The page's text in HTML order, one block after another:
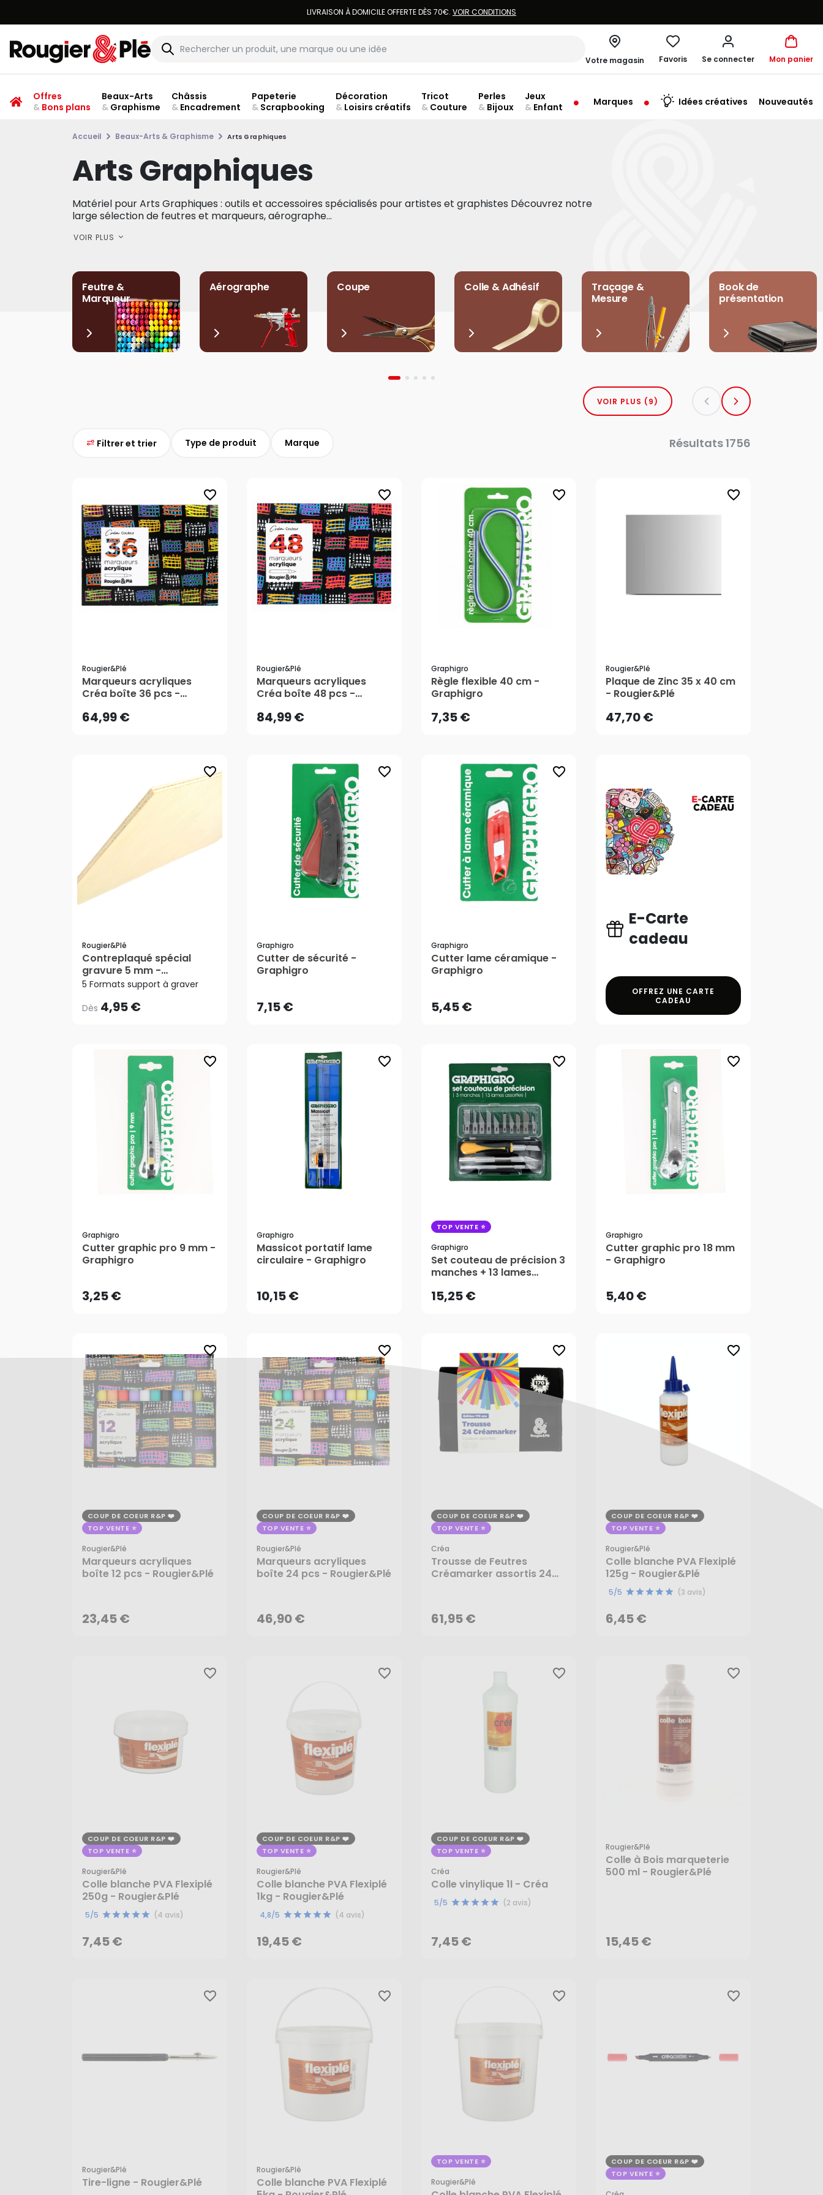
LIVRAISON À DOMICILE OFFERTE DÈS 70€. VOIR CONDITIONS
Votre magasin
ouvert à 10:00
Favoris Se connecter Mon panier
Offres
&Bons plans
Beaux-Arts
&Graphisme
Châssis
&Encadrement
Papeterie
&Scrapbooking
Décoration
&Loisirs créatifs
Tricot
& Couture
Perles
& Bijoux
Jeux
& Enfant Marques Idées créatives Nouveautés
Accueil Beaux-Arts & Graphisme Arts Graphiques
Arts Graphiques
Matériel pour Arts Graphiques : outils et accessoires spécialisés pour artistes et graphistes Découvrez notre
large sélection de feutres et marqueurs, aérographe...
VOIR PLUS
Feutre &
Marqueur
Aérographe Coupe Colle & Adhésif
Traçage &
Mesure
Book de
présentation
VOIR PLUS (9)
Filtrer et trier Type de produit Marque Résultats 1756
favorite_border
Rougier&plé
Marqueurs acryliques
Créa boîte 36 pcs -
64,99 €
64,99 €
favorite_border
Rougier&plé
Marqueurs acryliques
Créa boîte 48 pcs -
84,99 €
84,99 €
favorite_border
Graphigro
Règle flexible 40 cm -
Graphigro
7,35 €
7,35 €
favorite_border
Rougier&plé
Plaque de Zinc 35 x 40 cm
- Rougier&Plé
47,70 €
47,70 €
favorite_border
Rougier&plé
Contreplaqué spécial
gravure 5 mm -
Rougier&Plé
5 Formats support à graver
Dès 4,95 €
Dès4,95 €
favorite_border
Graphigro
Cutter de sécurité -
Graphigro
7,15 €
7,15 €
favorite_border
Graphigro
Cutter lame céramique -
Graphigro
5,45 €
5,45 €
E-Carte
cadeau
OFFREZ UNE CARTE
CADEAU
favorite_border
Graphigro
Cutter graphic pro 9 mm -
Graphigro
3,25 €
3,25 €
AJOUTER AU PANIER
favorite_border
Graphigro
Massicot portatif lame
circulaire - Graphigro
10,15 €
10,15 €
AJOUTER AU PANIER
favorite_border
TOP VENTE
Graphigro
Set couteau de précision 3
manches + 13 lames
15,25 €
15,25 €
AJOUTER AU PANIER
favorite_border
Graphigro
Cutter graphic pro 18 mm
- Graphigro
5,40 €
5,40 €
AJOUTER AU PANIER
favorite_border
COUP DE COEUR R&P
TOP VENTE
Rougier&plé
Marqueurs acryliques
boîte 12 pcs - Rougier&Plé
23,45 €
23,45 €
AJOUTER AU PANIER
favorite_border
COUP DE COEUR R&P
TOP VENTE
Rougier&plé
Marqueurs acryliques
boîte 24 pcs - Rougier&Plé
46,90 €
46,90 €
AJOUTER AU PANIER
favorite_border
COUP DE COEUR R&P
TOP VENTE
Créa
Trousse de Feutres
Créamarker assortis 24
61,95 €
61,95 €
AJOUTER AU PANIER
favorite_border
COUP DE COEUR R&P
TOP VENTE
Rougier&plé
Colle blanche PVA Flexiplé
125g - Rougier&Plé
5/5 (3 avis)
6,45 €
6,45 €
AJOUTER AU PANIER
favorite_border
COUP DE COEUR R&P
TOP VENTE
Rougier&plé
Colle blanche PVA Flexiplé
250g - Rougier&Plé
5/5 (4 avis)
7,45 €
7,45 €
AJOUTER AU PANIER
favorite_border
COUP DE COEUR R&P
TOP VENTE
Rougier&plé
Colle blanche PVA Flexiplé
1kg - Rougier&Plé
4,8/5 (4 avis)
19,45 €
19,45 €
AJOUTER AU PANIER
favorite_border
COUP DE COEUR R&P
TOP VENTE
Créa
Colle vinylique 1l - Créa
5/5 (2 avis)
7,45 €
7,45 €
AJOUTER AU PANIER
favorite_border
Rougier&plé
Colle à Bois marqueterie
500 ml - Rougier&Plé
15,45 €AJOUTER AU PANIER
favorite_border
Rougier&plé
Tire-ligne - Rougier&Plé
favorite_border
Rougier&plé
Colle blanche PVA Flexiplé
favorite_border
TOP VENTE
Rougier&plé
favorite_border
COUP DE COEUR R&P
TOP VENTE